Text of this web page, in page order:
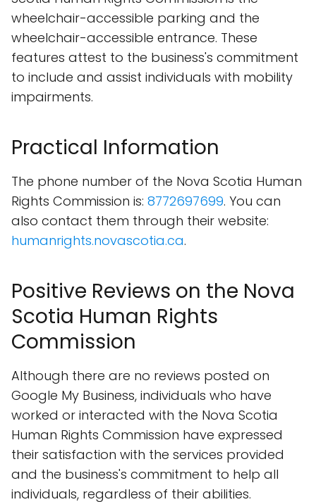
wheelchair-accessible parking and the
wheelchair-accessible entrance. These
features attest to the business's commitment
to include and assist individuals with mobility
impairments.
Practical Information
The phone number of the Nova Scotia Human
Rights Commission is: 8772697699. You can
also contact them through their website:
humanrights.novascotia.ca.
Positive Reviews on the Nova
Scotia Human Rights
Commission
Although there are no reviews posted on
Google My Business, individuals who have
worked or interacted with the Nova Scotia
Human Rights Commission have expressed
their satisfaction with the services provided
and the business's commitment to help all
individuals, regardless of their abilities.